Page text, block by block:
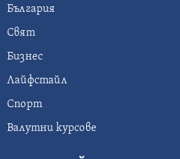
България
Свят
Бизнес
Лайфстайл
Спорт
Валутни курсове